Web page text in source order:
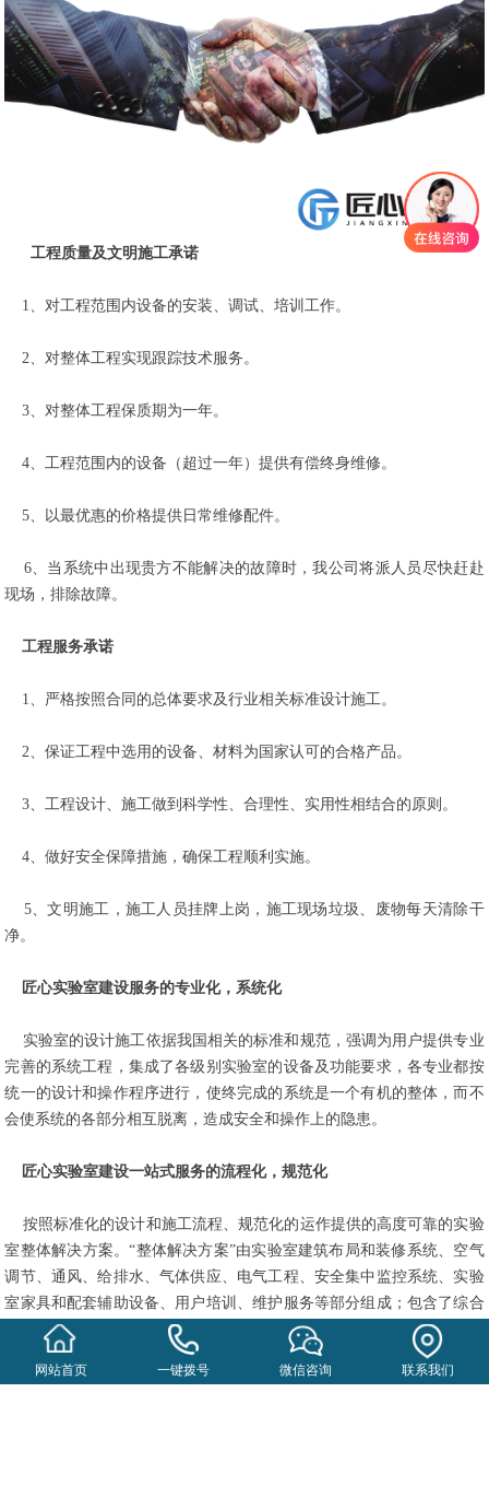
工程质量及文明施工承诺
1、对工程范围内设备的安装、调试、培训工作。
2、对整体工程实现跟踪技术服务。
3、对整体工程保质期为一年。
4、工程范围内的设备（超过一年）提供有偿终身维修。
5、以最优惠的价格提供日常维修配件。
6、当系统中出现贵方不能解决的故障时，我公司将派人员尽快赶赴
现场，排除故障。
工程服务承诺
1、严格按照合同的总体要求及行业相关标准设计施工。
2、保证工程中选用的设备、材料为国家认可的合格产品。
3、工程设计、施工做到科学性、合理性、实用性相结合的原则。
4、做好安全保障措施，确保工程顺利实施。
5、文明施工，施工人员挂牌上岗，施工现场垃圾、废物每天清除干
净。
匠心实验室建设服务的专业化，系统化
实验室的设计施工依据我国相关的标准和规范，强调为用户提供专业
完善的系统工程，集成了各级别实验室的设备及功能要求，各专业都按
统一的设计和操作程序进行，使终完成的系统是一个有机的整体，而不
会使系统的各部分相互脱离，造成安全和操作上的隐患。
匠心实验室建设一站式服务的流程化，规范化
按照标准化的设计和施工流程、规范化的运作提供的高度可靠的实验
室整体解决方案。“整体解决方案”由实验室建筑布局和装修系统、空气
调节、通风、给排水、气体供应、电气工程、安全集中监控系统、实验
室家具和配套辅助设备、用户培训、维护服务等部分组成；包含了综合
实验室建设的全部过程.
本公司至诚于自我约束，自我完善，并调动公司一切力量，严格按照
国家各项规范，安全质量地打造精品工程，实现对客户和社会的承诺，
网站首页 一键拨号 微信咨询 联系我们